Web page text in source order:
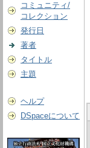
コミュニティ/
コレクション
発行日
著者
タイトル
主題
ヘルプ
DSpaceについて